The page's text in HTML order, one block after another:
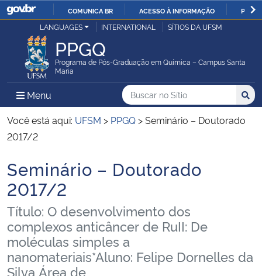
IR
O
COMUNICA BR ACESSO À INFORMAÇÃO
Ministério da Justiça e Segurança Pública
Ministério da Defesa
Ministério das Relações Exteriores
Ministério da Infraestrutura
Ministério da Agricultura, Pecuária e Abastecimento
Ministério da Educação
Ministério da Cidadania
LANGUAGES INTERNATIONAL SÍTIOS DA UFSM
PPGQ
Programa de Pós-Graduação em Química – Campus Santa
Maria
Menu Menu Principal do Sítio
Busca
Buscar no no Sítio
Busca:
Você está aqui: UFSM > PPGQ >Seminário – Doutorado
2017/2
Início do conteúdo
Seminário – Doutorado
2017/2
Título: O desenvolvimento dos
complexos anticâncer de RuII: De
moléculas simples a
nanomateriais*Aluno: Felipe Dornelles da
Silva Área de